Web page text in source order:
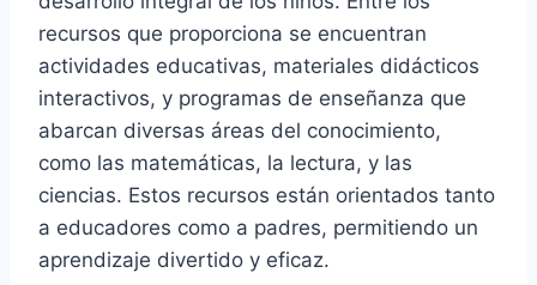
recursos que proporciona se encuentran
actividades educativas, materiales didácticos
interactivos, y programas de enseñanza que
abarcan diversas áreas del conocimiento,
como las matemáticas, la lectura, y las
ciencias. Estos recursos están orientados tanto
a educadores como a padres, permitiendo un
aprendizaje divertido y eficaz.